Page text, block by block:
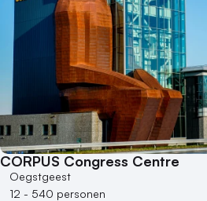
CORPUS Congress Centre
Oegstgeest
12 - 540 personen